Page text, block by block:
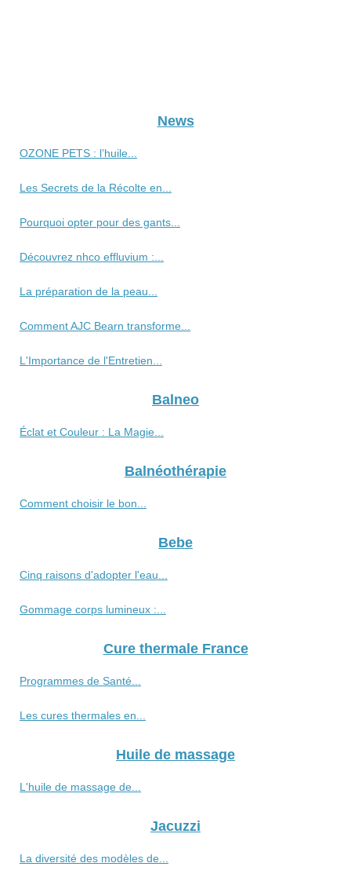
News
OZONE PETS : l’huile...
Les Secrets de la Récolte en...
Pourquoi opter pour des gants...
Découvrez nhco effluvium :...
La préparation de la peau...
Comment AJC Bearn transforme...
L'Importance de l'Entretien...
Balneo
Éclat et Couleur : La Magie...
Balnéothérapie
Comment choisir le bon...
Bebe
Cinq raisons d'adopter l'eau...
Gommage corps lumineux :...
Cure thermale France
Programmes de Santé...
Les cures thermales en...
Huile de massage
L'huile de massage de...
Jacuzzi
La diversité des modèles de...